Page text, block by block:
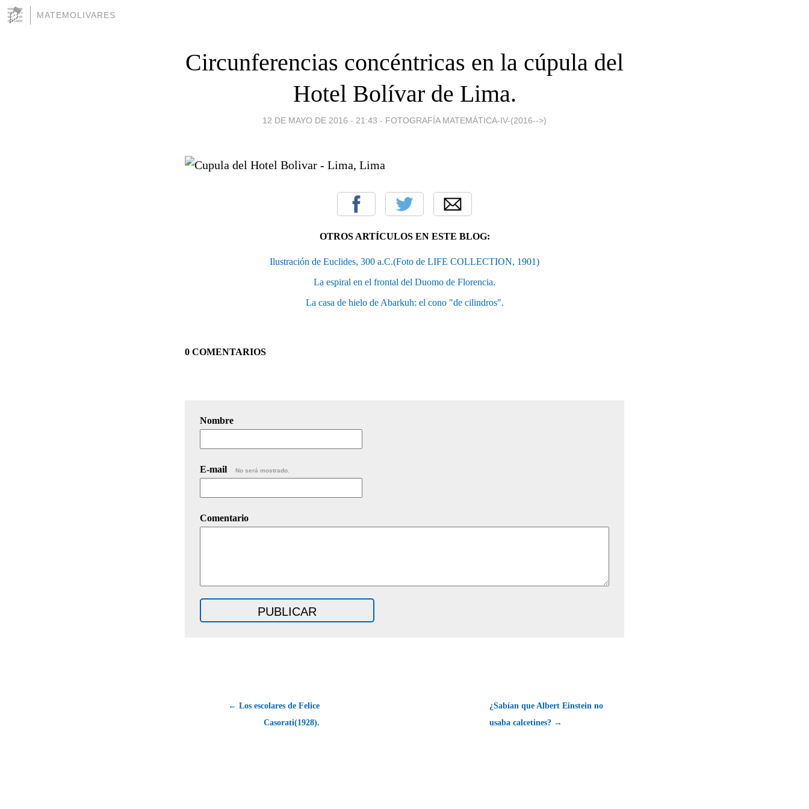
MATEMOLIVARES
Circunferencias concéntricas en la cúpula del
Hotel Bolívar de Lima.
12 DE MAYO DE 2016 - 21:43 - FOTOGRAFÍA MATEMÁTICA-IV-(2016-->)
OTROS ARTÍCULOS EN ESTE BLOG:
Ilustración de Euclides, 300 a.C.(Foto de LIFE COLLECTION, 1901)
La espiral en el frontal del Duomo de Florencia.
La casa de hielo de Abarkuh: el cono "de cilindros".
0 COMENTARIOS
Nombre
E-mail No será mostrado.
Comentario
← Los escolares de Felice
Casorati(1928).
¿Sabían que Albert Einstein no
usaba calcetines? →